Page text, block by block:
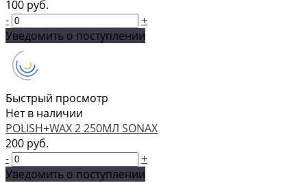
100 руб.
-
+
Уведомить о поступлении
Быстрый просмотр
Нет в наличии
POLISH+WAX 2 250МЛ SONAX
200 руб.
-
+
Уведомить о поступлении